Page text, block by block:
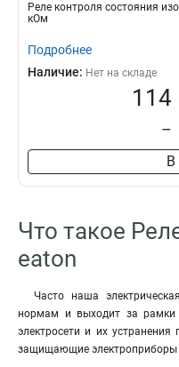
Реле контроля состояния
кОм
Подробнее
Наличие: Нет на складе
114
–
В
Что такое
eaton
Часто наша
нормам и выходит за рамки
электросети и их
защищающие электроприборы